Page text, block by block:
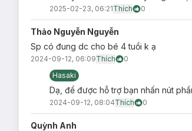
2025-02-23, 06:21Thích 0
Thảo Nguyễn Nguyễn
Sp có đung dc cho bé 4 tuổi k ạ
2024-09-12, 06:09Thích
0
Hasaki
Dạ, để được hỗ trợ bạn nhấn nút
2024-09-12, 08:04Thích 0
Quỳnh Anh